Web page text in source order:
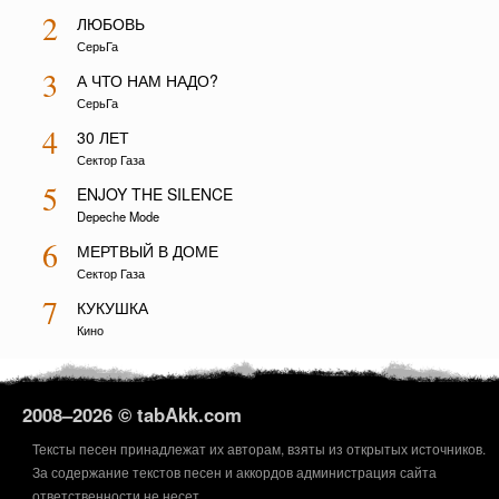
2 ЛЮБОВЬ
СерьГа
3 А ЧТО НАМ НАДО?
СерьГа
4 30 ЛЕТ
Сектор Газа
5 ENJOY THE SILENCE
Depeche Mode
6 МЕРТВЫЙ В ДОМЕ
Сектор Газа
7 КУКУШКА
Кино
2008–2026 © tabAkk.com
Тексты песен принадлежат их авторам, взяты из открытых источников.
За содержание текстов песен и аккордов администрация сайта
ответственности не несет.